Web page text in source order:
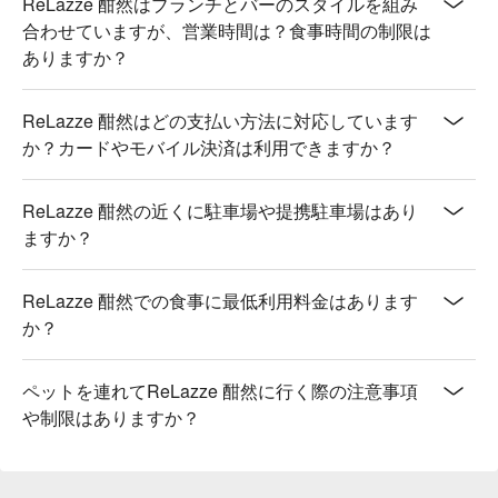
合わせていますが、営業時間は？食事時間の制限は
ありますか？
ReLazze 酣然はどの支払い方法に対応しています
か？カードやモバイル決済は利用できますか？
ReLazze 酣然の近くに駐車場や提携駐車場はあり
ますか？
ReLazze 酣然での食事に最低利用料金はあります
か？
ペットを連れてReLazze 酣然に行く際の注意事項
や制限はありますか？